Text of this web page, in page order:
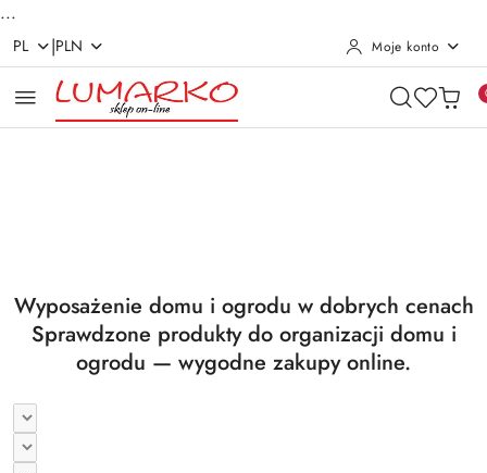
...
Przejdź do treści głównej
Przejdź do wyszukiwarki
Przejdź do moje konto
Przejdź do menu głównego
Przejdź do stopki
PL |PLN Moje konto
Wyposażenie domu i ogrodu w dobrych cenach
Sprawdzone produkty do organizacji domu i
ogrodu — wygodne zakupy online.